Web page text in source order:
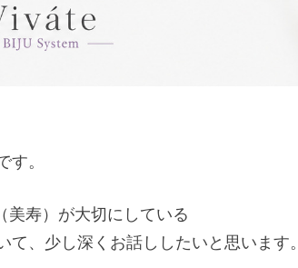
す。
美寿）が大切にしている
て、少し深くお話ししたいと思います。